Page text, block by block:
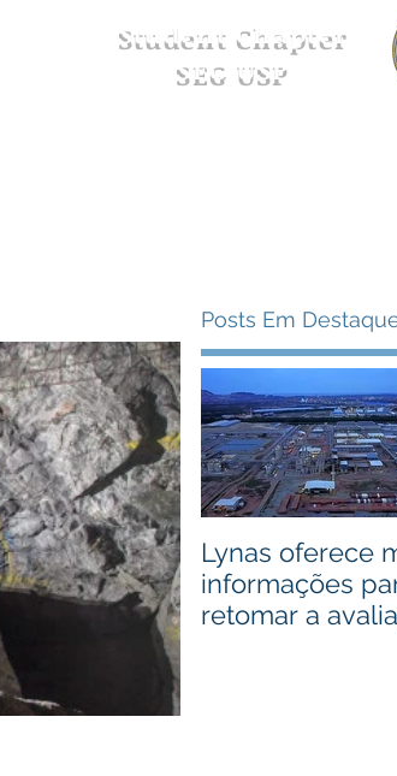
Student Chapter
SEG USP
Posts Em
Lynas oferece
informações
retomar a